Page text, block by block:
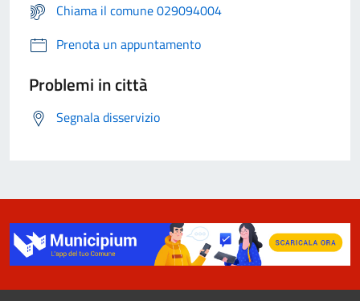
Chiama il comune 029094004
Prenota un appuntamento
Problemi in città
Segnala disservizio